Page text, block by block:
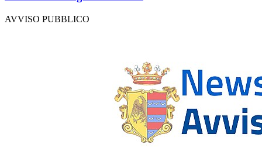
AVVISO PUBBLICO